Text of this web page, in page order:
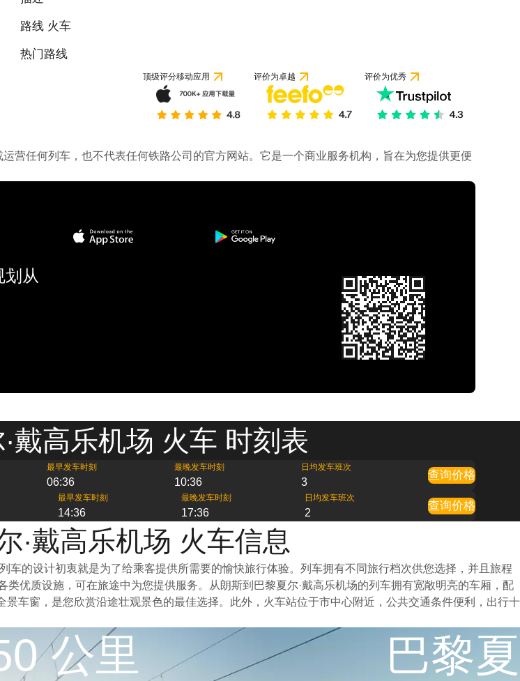
路线 火车
热门路线
顶级评分移动应用 评价为卓越 评价为优秀
营任何列车，也不代表任何铁路公司的官方网站。它是一个商业服务机构，旨在为您提供更便
从
戴高乐机场 火车 时刻表
最早发车时刻
06:36
最晚发车时刻
10:36
日均发车班次
3
查询价格
最早发车时刻
14:36
最晚发车时刻
17:36
日均发车班次
2
查询价格
·戴高乐机场 火车信息
的设计初衷就是为了给乘客提供所需要的愉快旅行体验。列车拥有不同旅行档次供您选择，并且旅程
优质设施，可在旅途中为您提供服务。从朗斯到巴黎夏尔·戴高乐机场的列车拥有宽敞明亮的车厢，配
车窗，是您欣赏沿途壮观景色的最佳选择。此外，火车站位于市中心附近，公共交通条件便利，出行十
公里
巴黎夏